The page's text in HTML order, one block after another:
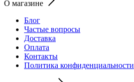
О магазине
Блог
Частые вопросы
Доставка
Оплата
Контакты
Политика конфиденциальности